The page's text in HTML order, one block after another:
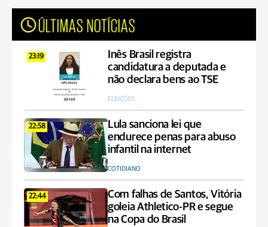
ÚLTIMAS NOTÍCIAS
23:19
Inês Brasil registra
candidatura a deputada e
não declara bens ao TSE
ELEIÇÕES
22:58
Lula sanciona lei que
endurece penas para abuso
infantil na internet
COTIDIANO
22:44
Com falhas de Santos, Vitória
goleia Athletico-PR e segue
na Copa do Brasil